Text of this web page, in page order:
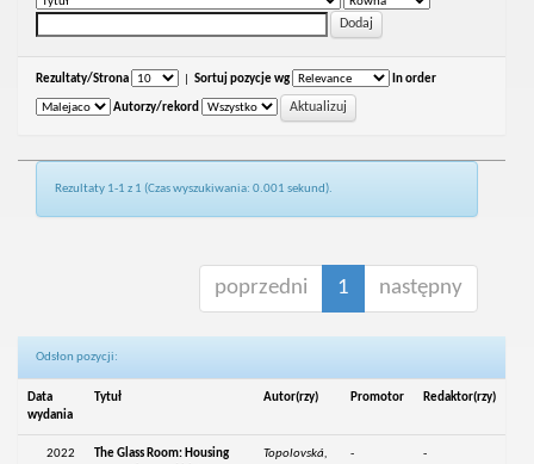
Rezultaty/Strona Sortuj pozycje wg In order
Autorzy/rekord
Rezultaty 1-1 z 1 (Czas wyszukiwania: 0.001 sekund).
poprzedni 1 następny
Odsłon pozycji:
Data
wydania
Tytuł Autor(rzy) Promotor Redaktor(rzy)
2022
The Glass Room: Housing
Topolovská,
- -